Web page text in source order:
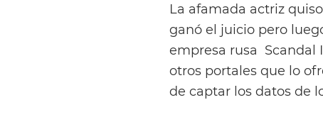
La afamada actriz
ganó el juicio pero
empresa rusa Scandal
otros portales que lo
de captar los datos de